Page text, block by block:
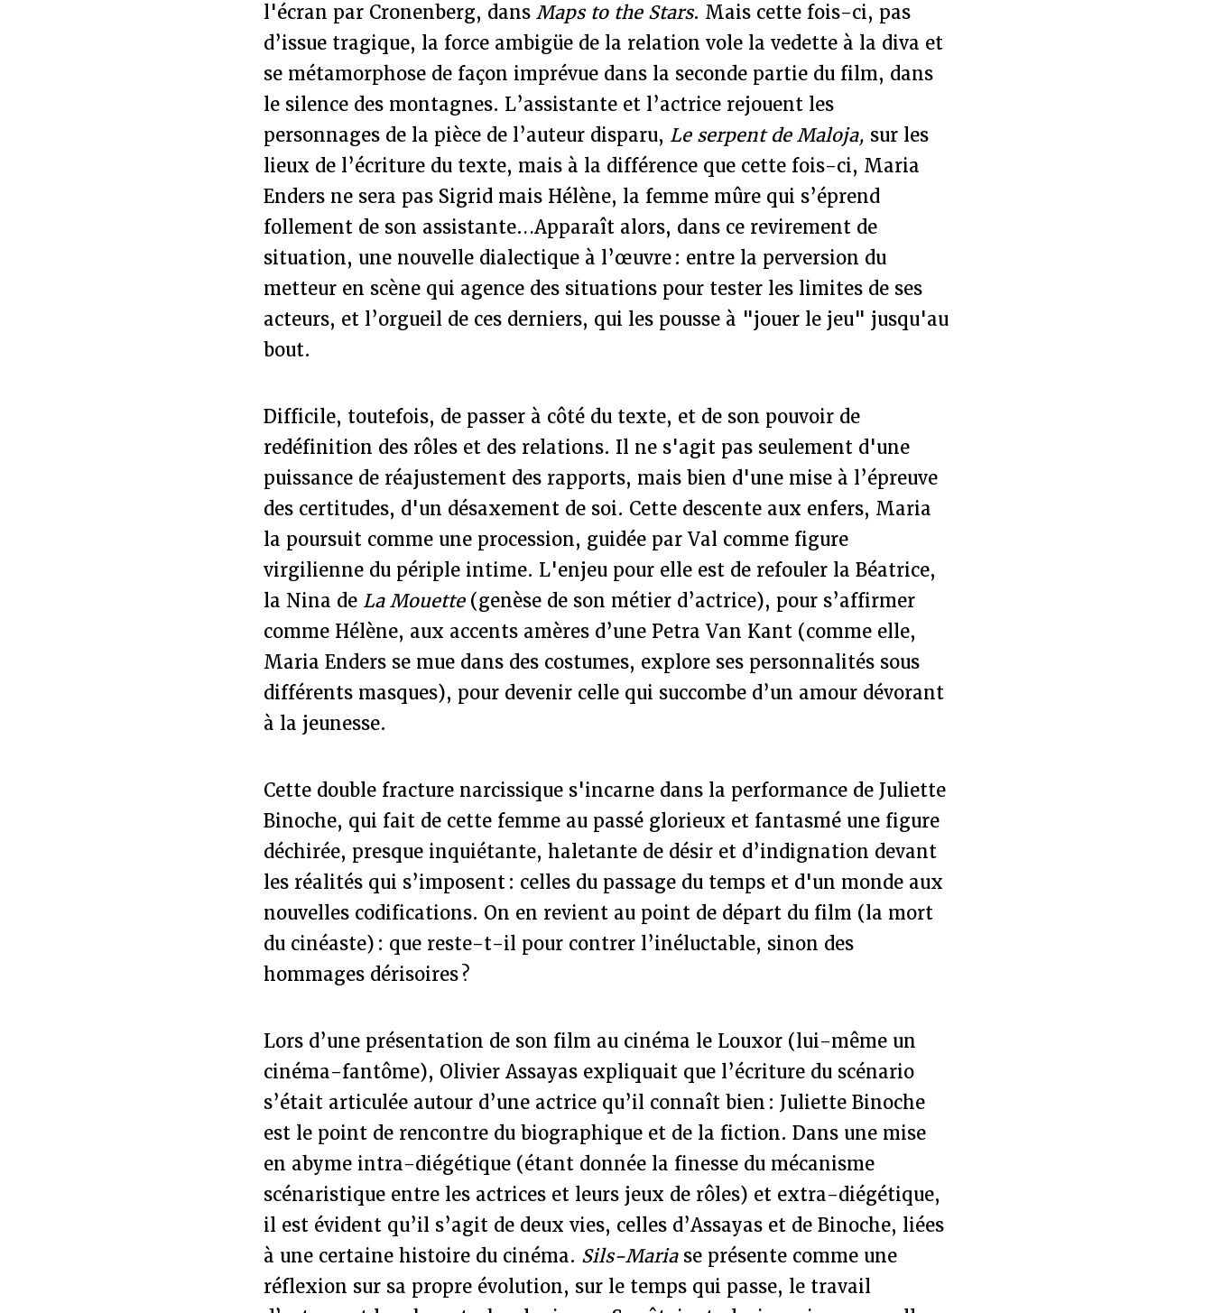
l'écran par Cronenberg, dansMaps to the Stars. Mais cette fois-ci, pas
d’issue tragique, la force ambigüe de la relation vole la vedette à la diva et
se métamorphose de façon imprévue dans la seconde partie du film, dans
le silence des montagnes. L’assistante et l’actrice rejouent les
personnages de la pièce de l’auteur disparu, Leserpent de Maloja, sur les
lieux de l’écriture du texte, mais à la différence que cette fois-ci, Maria
Enders ne sera pas Sigrid mais Hélène, la femme mûre qui s’éprend
follement de son assistante…Apparaît alors, dans ce revirement de
situation, une nouvelle dialectique à l’œuvre : entre la perversion du
metteur en scène qui agence des situations pour tester les limites de ses
acteurs, et l’orgueil de ces derniers, qui les pousse à "jouer le jeu" jusqu'au
bout.
Difficile, toutefois, de passer à côté du texte, et de son pouvoir de
redéfinition des rôles et des relations. Il ne s'agit pas seulement d'une
puissance de réajustement des rapports, mais bien d'une mise à l’épreuve
des certitudes, d'un désaxement de soi. Cette descente aux enfers, Maria
la poursuit comme une procession, guidée par Val comme figure
virgilienne du périple intime. L'enjeu pour elle est de refouler la Béatrice,
la Nina de La Mouette(genèse de son métier d’actrice), pour s’affirmer
comme Hélène, aux accents amères d’une Petra Van Kant (comme elle,
Maria Enders se mue dans des costumes, explore ses personnalités sous
différents masques), pour devenir celle qui succombe d’un amour dévorant
à la jeunesse.
Cette double fracture narcissique s'incarne dans la performance de Juliette
Binoche, qui fait de cette femme au passé glorieux et fantasmé une figure
déchirée, presque inquiétante, haletante de désir et d’indignation devant
les réalités qui s’imposent : celles du passage du temps et d'un monde aux
nouvelles codifications. On en revient au point de départ du film (la mort
du cinéaste) : que reste-t-il pour contrer l’inéluctable, sinon des
hommages dérisoires ?
Lors d’une présentation de son film au cinéma le Louxor (lui-même un
cinéma-fantôme), Olivier Assayas expliquait que l’écriture du scénario
s’était articulée autour d’une actrice qu’il connaît bien : Juliette Binoche
est le point de rencontre du biographique et de la fiction. Dans une mise
en abyme intra-diégétique (étant donnée la finesse du mécanisme
scénaristique entre les actrices et leurs jeux de rôles) et extra-diégétique,
il est évident qu’il s’agit de deux vies, celles d’Assayas et de Binoche, liées
à une certaine histoire du cinéma. Sils-Maria se présente comme une
réflexion sur sa propre évolution, sur le temps qui passe, le travail